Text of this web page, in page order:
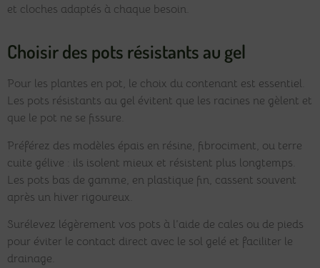
et cloches adaptés à chaque besoin.
Choisir des pots résistants au gel
Pour les plantes en pot, le choix du contenant est essentiel.
Les pots résistants au gel évitent que les racines ne gèlent et
que le pot ne se fissure.
Préférez des modèles épais en résine, fibrociment, ou terre
cuite gélive : ils isolent mieux et résistent plus longtemps.
Les pots bas de gamme, en plastique fin, cassent souvent
après un hiver rigoureux.
Surélevez légèrement vos pots à l’aide de cales ou de pieds
pour éviter le contact direct avec le sol gelé et faciliter le
drainage.